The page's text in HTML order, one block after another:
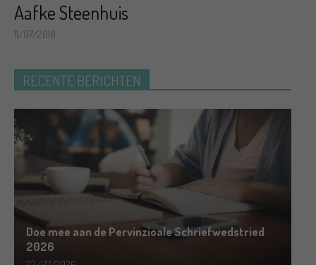
Aafke Steenhuis
11/07/2018
RECENTE BERICHTEN
Doe mee aan de Pervinzioale Schriefwedstried
2026